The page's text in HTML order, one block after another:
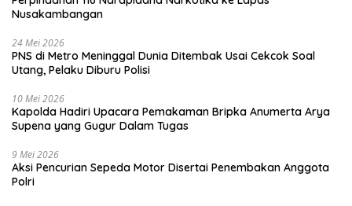
Nusakambangan
24 Mei 2026
PNS di Metro Meninggal Dunia Ditembak Usai Cekcok Soal
Utang, Pelaku Diburu Polisi
10 Mei 2026
Kapolda Hadiri Upacara Pemakaman Bripka Anumerta Arya
Supena yang Gugur Dalam Tugas
9 Mei 2026
Aksi Pencurian Sepeda Motor Disertai Penembakan Anggota
Polri